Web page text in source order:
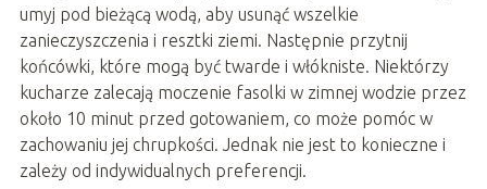
umyj pod bieżącą wodą, aby usunąć wszelkie
zanieczyszczenia i resztki ziemi. Następnie przytnij
końcówki, które mogą być twarde i włókniste. Niektórzy
kucharze zalecają moczenie fasolki w zimnej wodzie przez
około 10 minut przed gotowaniem, co może pomóc w
zachowaniu jej chrupkości. Jednak nie jest to konieczne i
zależy od indywidualnych preferencji.